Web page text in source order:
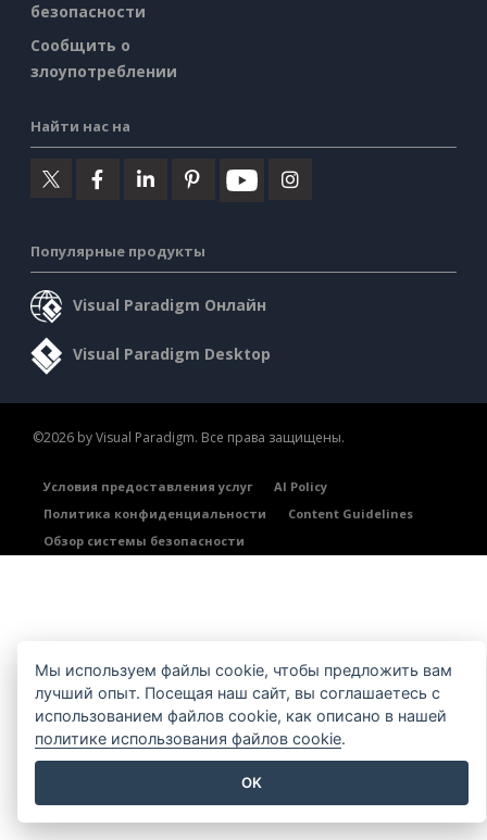
безопасности
Сообщить о
злоупотреблении
Найти нас на
Популярные продукты
Visual Paradigm Онлайн
Visual Paradigm Desktop
©2026 by Visual Paradigm. Все права защищены.
Условия предоставления услуг
AI Policy
Политика конфиденциальности
Content Guidelines
Обзор системы безопасности
Мы используем файлы cookie, чтобы предложить вам
лучший опыт. Посещая наш сайт, вы соглашаетесь с
использованием файлов cookie, как описано в нашей
политике использования файлов cookie.
OK